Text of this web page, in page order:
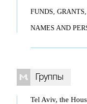
FUNDS,
NAMES AND
Группы
Tel Aviv, the